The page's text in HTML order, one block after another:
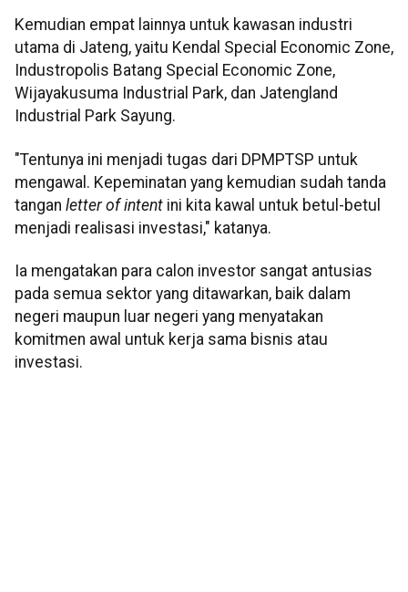
Kemudian empat lainnya untuk kawasan industri
utama di Jateng, yaitu Kendal Special Economic Zone,
Industropolis Batang Special Economic Zone,
Wijayakusuma Industrial Park, dan Jatengland
Industrial Park Sayung.
"Tentunya ini menjadi tugas dari DPMPTSP untuk
mengawal. Kepeminatan yang kemudian sudah tanda
tangan letter of intent ini kita kawal untuk betul-betul
menjadi realisasi investasi," katanya.
Ia mengatakan para calon investor sangat antusias
pada semua sektor yang ditawarkan, baik dalam
negeri maupun luar negeri yang menyatakan
komitmen awal untuk kerja sama bisnis atau
investasi.